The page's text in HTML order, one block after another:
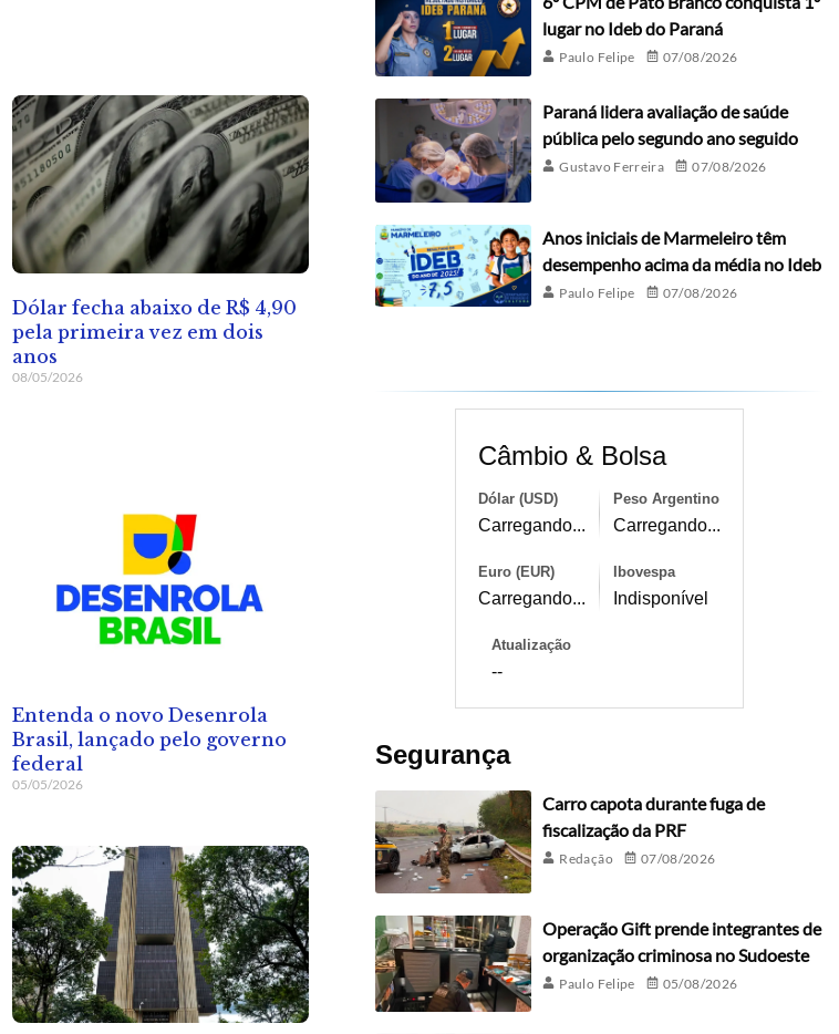
Dólar fecha abaixo de R$ 4,90
pela primeira vez em dois
anos
08/05/2026
Entenda o novo Desenrola
Brasil, lançado pelo governo
federal
05/05/2026
lugar no Ideb do Paraná
Paulo Felipe 07/08/2026
Paraná lidera avaliação de saúde
pública pelo segundo ano seguido
Gustavo Ferreira 07/08/2026
Anos iniciais de Marmeleiro têm
desempenho acima da média no Ideb
Paulo Felipe 07/08/2026
Câmbio & Bolsa
Dólar (USD)
Carregando...
Peso Argentino
Carregando...
Euro (EUR)
Carregando...
Ibovespa
Indisponível
Atualização
--
Segurança
Carro capota durante fuga de
fiscalização da PRF
Redação 07/08/2026
Operação Gift prende integrantes de
organização criminosa no Sudoeste
Paulo Felipe 05/08/2026